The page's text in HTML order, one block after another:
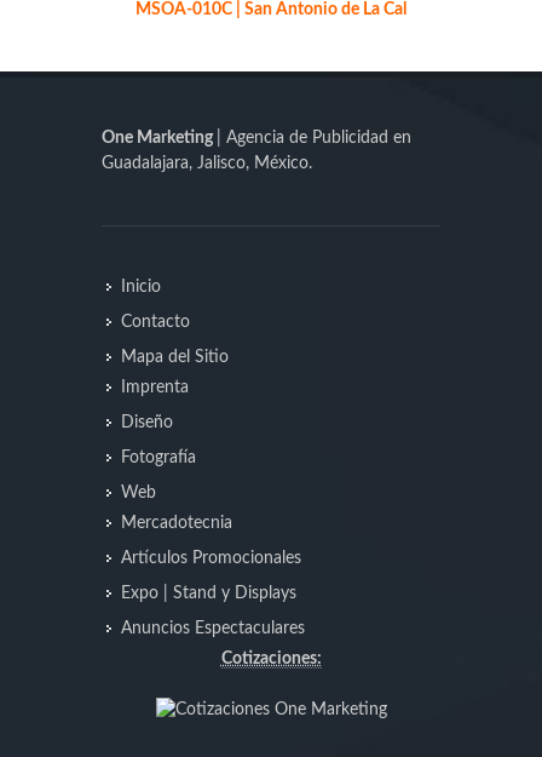
MSOA-010C | San Antonio de La Cal
One Marketing
| Agencia de Publicidad en
Guadalajara, Jalisco, México.
Inicio
Contacto
Mapa del Sitio
Imprenta
Diseño
Fotografía
Web
Mercadotecnia
Artículos Promocionales
Expo | Stand y Displays
Anuncios Espectaculares
Cotizaciones: